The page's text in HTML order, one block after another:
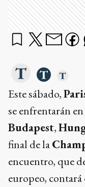
Este sábado,
se enfrentarán
Budapest,
final de la
encuentro, que
europeo,